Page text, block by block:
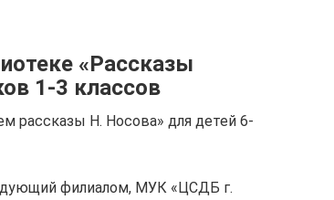
«Рассказы
1-3 классов
рассказы Н. Носова» для детей 6-
филиалом, МУК «ЦСДБ г.